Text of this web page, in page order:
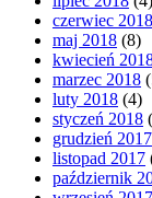
czerwiec 2018
maj 2018 (8)
kwiecień
marzec 2018
luty 2018 (4)
styczeń 2018
grudzień 2017
listopad 2017
październik